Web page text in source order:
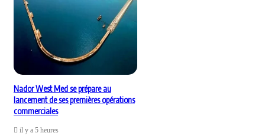
Nador West Med se prépare au
lancement de ses premières opérations
commerciales
il y a 5 heures